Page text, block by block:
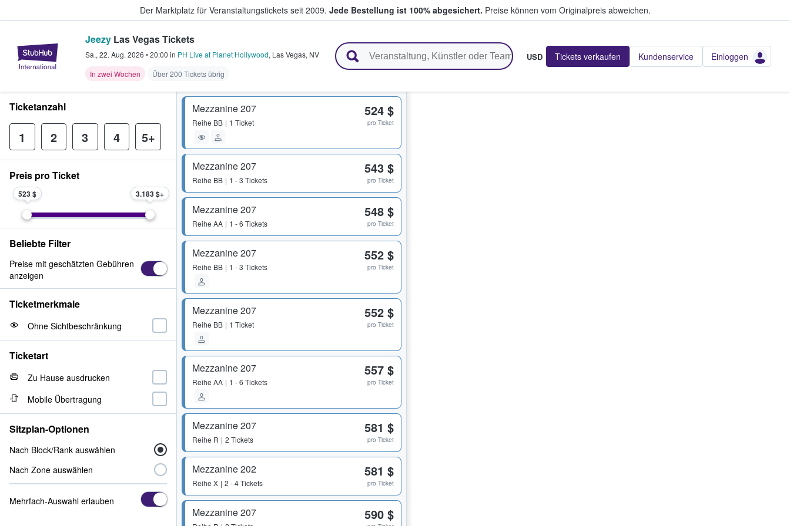
Der Marktplatz für Veranstaltungstickets seit 2009. Jede Bestellung ist 100% abgesichert. Preise können vom Originalpreis abweichen.
StubHub - Wo Fans Tickets kaufen & verkaufen
Jeezy Las Vegas Tickets
Sa., 22. Aug. 2026 •20:00 in PH Live at Planet Hollywood, Las Vegas, NV
In zwei Wochen
Über 200 Tickets übrig
USD Tickets verkaufen Kundenservice Einloggen
Mezzanine 207
Reihe BB 1 Ticket
524 $
pro Ticket
Mezzanine 207
Reihe BB 1 - 3 Tickets
543 $
pro Ticket
Mezzanine 207
Reihe AA 1 - 6 Tickets
548 $
pro Ticket
Mezzanine 207
Reihe BB 1 - 3 Tickets
552 $
pro Ticket
Mezzanine 207
Reihe BB 1 Ticket
552 $
pro Ticket
Mezzanine 207
Reihe AA 1 - 6 Tickets
557 $
pro Ticket
Mezzanine 207
Reihe R 2 Tickets
581 $
pro Ticket
Mezzanine 202
Reihe X 2 - 4 Tickets
581 $
pro Ticket
Mezzanine 207 590 $
Ticketanzahl
1 2 3 4 5+
Preis pro Ticket
523 $ 3.183 $
Beliebte Filter
Preise mit geschätzten Gebühren
anzeigen
Ticketmerkmale
Ohne Sichtbeschränkung
Ticketart
Zu Hause ausdrucken
Mobile Übertragung
Sitzplan-Optionen
Nach Block/Rank auswählen
Nach Zone auswählen
Mehrfach-Auswahl erlauben